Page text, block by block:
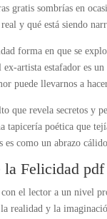
gratis sombrías en
y qué está siendo
forma en que se
ex-artista estafador es
puede llevarnos a
que revela secretos y
tapicería poética que
es como un abrazo
Felicidad pdf
el lector a un nivel
realidad y la